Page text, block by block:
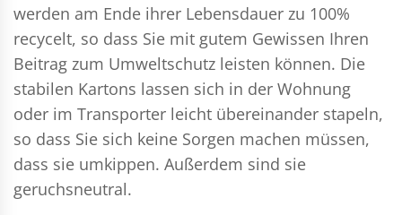
werden am Ende ihrer Lebensdauer zu 100%
recycelt, so dass Sie mit gutem Gewissen Ihren
Beitrag zum Umweltschutz leisten können. Die
stabilen Kartons lassen sich in der Wohnung
oder im Transporter leicht übereinander stapeln,
so dass Sie sich keine Sorgen machen müssen,
dass sie umkippen. Außerdem sind sie
geruchsneutral.